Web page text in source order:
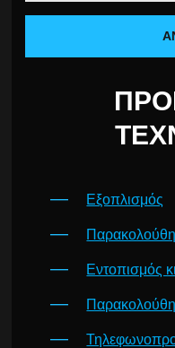
Εξοπλισμός
Εντοπισμός